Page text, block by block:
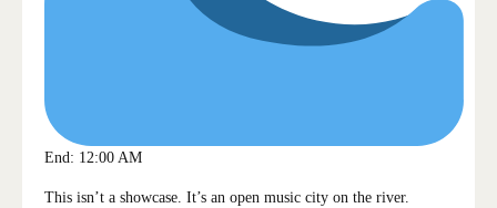
End: 12:00 AM
This isn’t a showcase. It’s an open music city on the river.